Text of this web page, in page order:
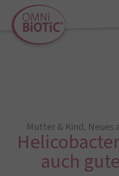
Mutter & Kind, Neues
auch